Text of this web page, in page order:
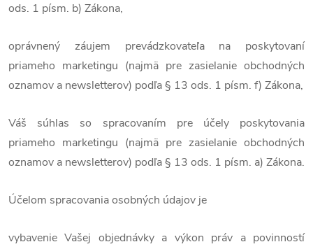
ods. 1 písm. b) Zákona,
oprávnený záujem prevádzkovateľa na poskytovaní
priameho marketingu (najmä pre zasielanie obchodných
oznamov a newsletterov) podľa § 13 ods. 1 písm. f) Zákona,
Váš súhlas so spracovaním pre účely poskytovania
priameho marketingu (najmä pre zasielanie obchodných
oznamov a newsletterov) podľa § 13 ods. 1 písm. a) Zákona.
Účelom spracovania osobných údajov je
vybavenie Vašej objednávky a výkon práv a povinností